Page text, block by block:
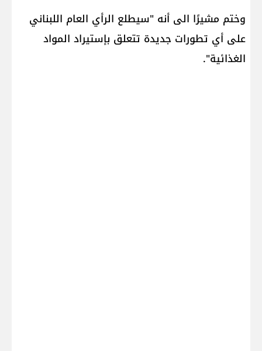
وختم مشيرًا الى أنه "سيطلع الرأي العام اللبناني
على أي تطورات جديدة تتعلق بإستيراد المواد
الغذائية".